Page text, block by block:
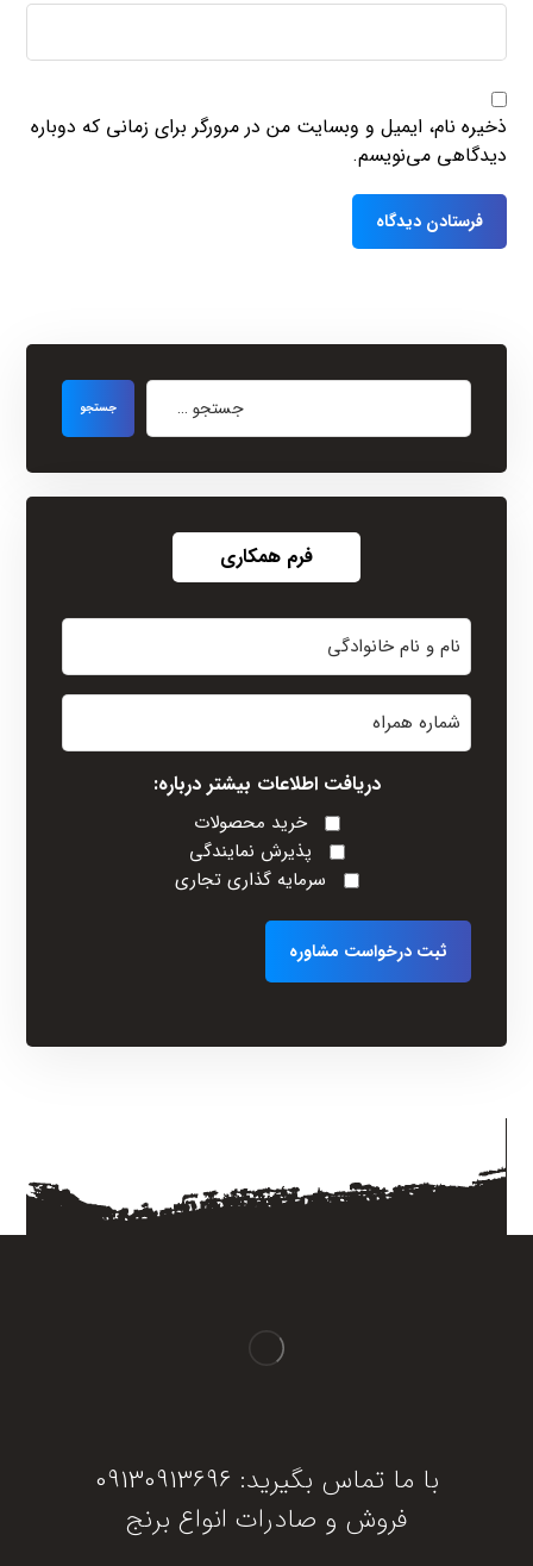
ذخیره نام، ایمیل و وبسایت من در مرورگر برای زمانی که دوباره
دیدگاهی می‌نویسم.
فرم همکاری
نام
(Required)
دریافت اطلاعات بیشتر درباره:
خرید محصولات
پذیرش نمایندگی
سرمایه گذاری تجاری
با ما تماس بگیرید: 09130913696
فروش و صادرات انواع برنج